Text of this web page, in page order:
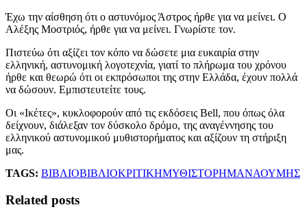
Έχω την αίσθηση ότι ο αστυνόμος Άστρος ήρθε για να μείνει. Ο
Αλέξης Μοστριός, ήρθε για να μείνει. Γνωρίστε τον.
Πιστεύω ότι αξίζει τον κόπο να δώσετε μια ευκαιρία στην
ελληνική, αστυνομική λογοτεχνία, γιατί το πλήρωμα του χρόνου
ήρθε και θεωρώ ότι οι εκπρόσωποι της στην Ελλάδα, έχουν πολλά
να δώσουν. Εμπιστευτείτε τους.
Οι «Ικέτες», κυκλοφορούν από τις εκδόσεις Bell, που όπως όλα
δείχνουν, διάλεξαν τον δύσκολο δρόμο, της αναγέννησης του
ελληνικού αστυνομικού μυθιστορήματος και αξίζουν τη στήριξη
μας.
TAGS: ΒΙΒΛΙΟΒΙΒΛΙΟΚΡΙΤΙΚΗΜΥΘΙΣΤΟΡΗΜΑΝΑΟΥΜΗΣ
Related posts